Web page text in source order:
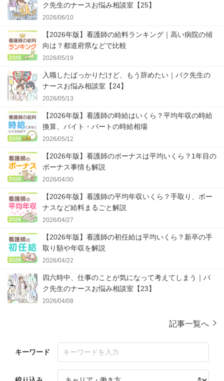
ク先生のナースお悩み相談室【25】
2026/06/10
【2026年版】看護師の給料ランキング｜高い病院の傾
向は？都道府県などで比較
2026/05/19
入職したばっかりだけど、もう辞めたい｜バク先生の
ナースお悩み相談室【24】
2026/05/13
【2026年版】看護師の時給はいくら？平均年収の時給
換算、バイト・パートの時給相場
2026/05/12
【2026年版】看護師のボーナスは平均いくら？1年目の
ボーナス事情も解説
2026/04/30
【2026年版】看護師の平均年収いくら？手取り、ボー
ナスなど給料まるごと解説
2026/04/27
【2026年版】看護師の初任給は平均いくら？新卒の手
取り額や年収を解説
2026/04/22
四六時中、仕事のことが気になって考えてしまう｜バ
ク先生のナースお悩み相談室【23】
2026/04/08
記事一覧へ
キーワード